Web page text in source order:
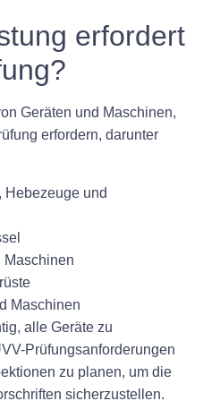
erfordert
Geräten und Maschinen,
erfordern, darunter
Hebezeuge und
Maschinen
Maschinen
alle Geräte zu
Prüfungsanforderungen
zu planen, um die
sicherzustellen.